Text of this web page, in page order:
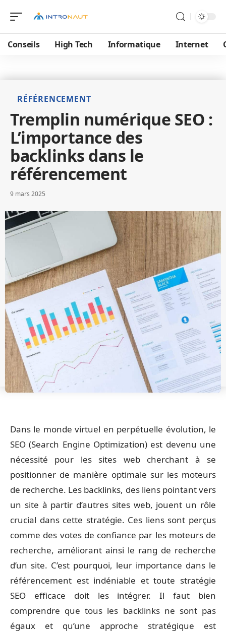
Conseils High Tech Informatique Internet
RÉFÉRENCEMENT
Tremplin numérique SEO :
L’importance des
backlinks dans le
référencement
9 mars 2025
Dans le monde virtuel en perpétuelle évolution, le
SEO (Search Engine Optimization) est devenu une
nécessité pour les sites web cherchant à se
positionner de manière optimale sur les moteurs
de recherche. Les backlinks, des liens pointant vers
un site à partir d’autres sites web, jouent un rôle
crucial dans cette stratégie. Ces liens sont perçus
comme des votes de confiance par les moteurs de
recherche, améliorant ainsi le rang de recherche
d’un site. C’est pourquoi, leur importance dans le
référencement est indéniable et toute stratégie
SEO efficace doit les intégrer. Il faut bien
comprendre que tous les backlinks ne sont pas
égaux et qu’une approche stratégique est